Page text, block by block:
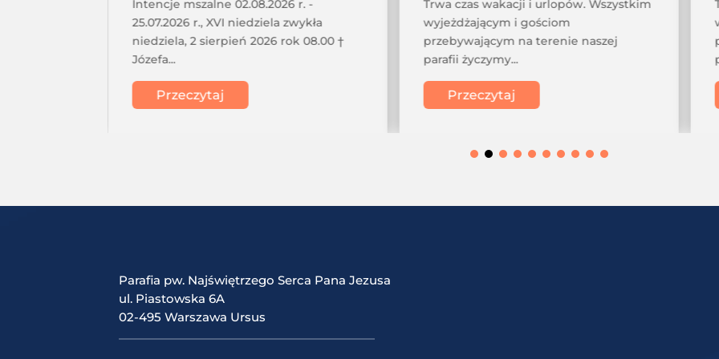
Intencje mszalne 02.08.2026 r. -
25.07.2026 r., XVI niedziela zwykła
niedziela, 2 sierpień 2026 rok 08.00 †
Józefa...
Przeczytaj
Trwa czas wakacji i urlopów. Wszystkim
wyjeżdżającym i gościom
przebywającym na terenie naszej
parafii życzymy...
Przeczytaj
Parafia pw. Najświętrzego Serca Pana Jezusa
ul. Piastowska 6A
02-495 Warszawa Ursus